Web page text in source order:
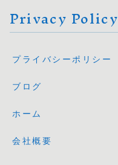
Privacy Policy
プライバシーポリシー
ブログ
ホーム
会社概要